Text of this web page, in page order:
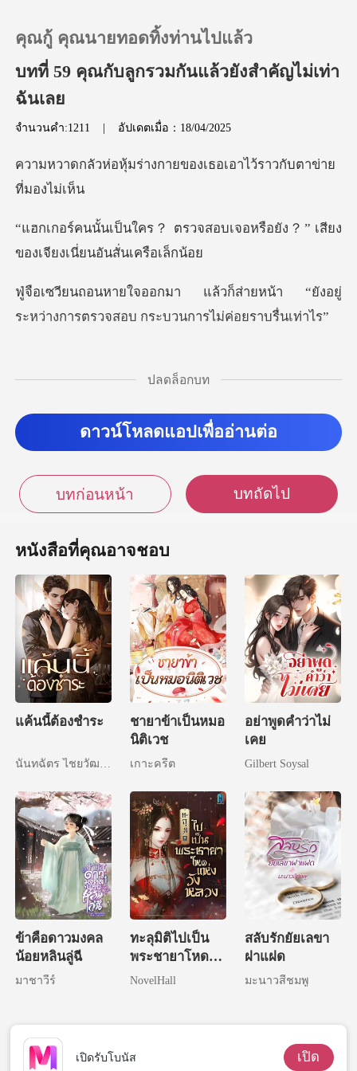
เติมเงิน
ออกจากระบบ
คุณกู้ คุณนายทอดทิ้งท่านไปแล้ว
บทที่ 59 คุณกับลูกรวมกันแล้วยังสำคัญไม่เท่า
ฉันเลย
จำนวนคำ:1211 | อัปเดตเมื่อ：18/04/2025
างกายของเธอเอาไว้ราวก
จสอบเจอหรือยัง？” เสียง
ของเจ
ส่ายหน้า “ยังอยู่
ระหว่างการตรวจส
ปลดล็อกบท
ดาวน์โหลดแอปเพื่ออ่านต่อ
บทก่อนหน้า บทถัดไป
หนังสือที่คุณอาจชอบ
แค้นนี้ต้องชำระ
ชายาข้าเป็นหมอ
นิติเวช
เกาะครีต
อย่าพูดคำว่าไม่
เคย
Gilbert Soysal
ข้าคือดาวมงคล
น้อยหลินลู่ฉี
มาชาวีร์
ทะลุมิติไปเป็น
พระชายาโหด
แห่งวังหลวง
NovelHall
สลับรักยัยเลขา
ฝาแฝด
มะนาวสีชมพู
เปิดรับโบนัส เปิด